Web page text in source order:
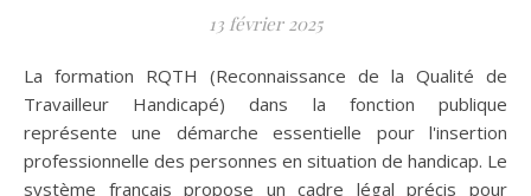
13 février 2025
La formation RQTH (Reconnaissance de la Qualité de
Travailleur Handicapé) dans la fonction publique
représente une démarche essentielle pour l'insertion
professionnelle des personnes en situation de handicap. Le
système français propose un cadre légal précis pour